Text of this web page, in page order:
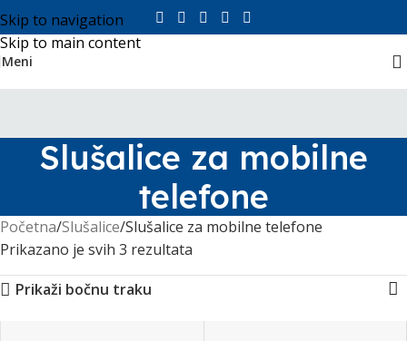
Skip to navigation
Skip to main content
Meni
Slušalice za mobilne
telefone
Početna Slušalice Slušalice za mobilne telefone
Prikazano je svih 3 rezultata
Prikaži bočnu traku